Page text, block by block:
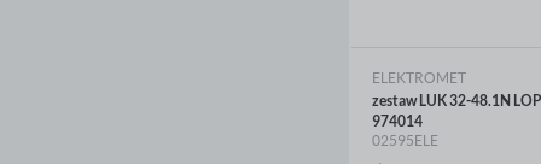
ELEKTROMET
zestaw LUK 32-48.1N
974014
02595ELE